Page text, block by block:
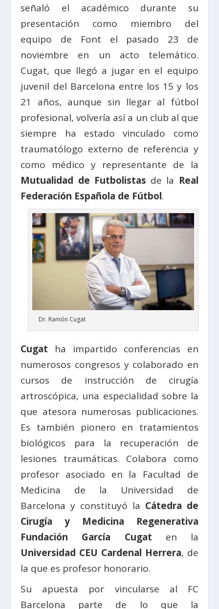
señaló el académico durante su
presentación como miembro del
equipo de Font el pasado 23 de
noviembre en un acto telemático.
Cugat, que llegó a jugar en el equipo
juvenil del Barcelona entre los 15 y los
21 años, aunque sin llegar al fútbol
profesional, volvería así a un club al que
siempre ha estado vinculado como
traumatólogo externo de referencia y
como médico y representante de la
Mutualidad de Futbolistas de la Real
Federación Española de Fútbol.
Dr. Ramón Cugat
Cugat ha impartido conferencias en
numerosos congresos y colaborado en
cursos de instrucción de cirugía
artroscópica, una especialidad sobre la
que atesora numerosas publicaciones.
Es también pionero en tratamientos
biológicos para la recuperación de
lesiones traumáticas. Colabora como
profesor asociado en la Facultad de
Medicina de la Universidad de
Barcelona y constituyó la Cátedra de
Cirugía y Medicina Regenerativa
Fundación García Cugat en la
Universidad CEU Cardenal Herrera, de
la que es profesor honorario.
Su apuesta por vincularse al FC
Barcelona parte de lo que la